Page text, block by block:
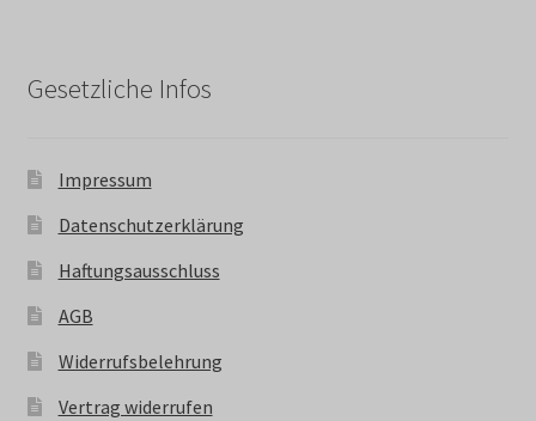
Gesetzliche Infos
Impressum
Datenschutzerklärung
Haftungsausschluss
AGB
Widerrufsbelehrung
Vertrag widerrufen